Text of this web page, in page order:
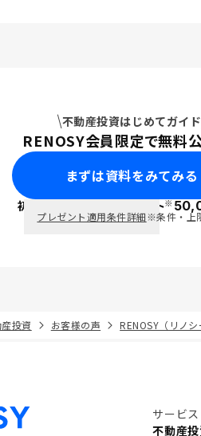
不動産投資はじめてガイド
RENOSY会員限定で無料公
まずは資料をみてみる
初回面談で ポイント※
プレゼント適用条件詳細※条件・上
投資 お客様の声 RENOSY（リノ
サービス
不動産